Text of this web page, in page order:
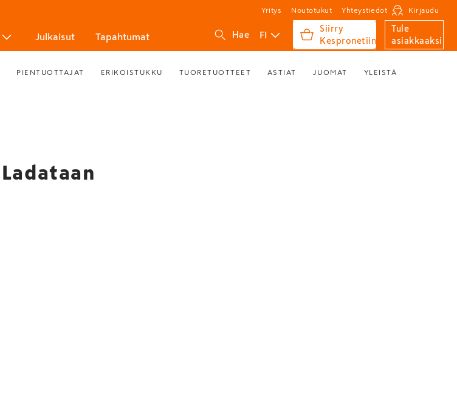
Yritys Noutotukut Yhteystiedot Kirjaudu
Julkaisut Tapahtumat Hae FI
Siirry
Kespronetiin
Tule
asiakkaaksi
PIENTUOTTAJAT ERIKOISTUKKU TUORETUOTTEET ASTIAT JUOMAT YLEISTÄ
Ladataan